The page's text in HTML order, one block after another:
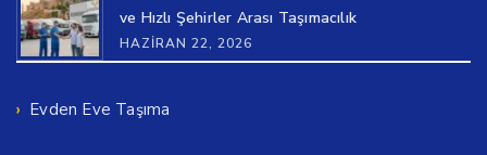
ve Hızlı Şehirler Arası Taşımacılık
HAZIRAN 22, 2026
Evden Eve Taşıma